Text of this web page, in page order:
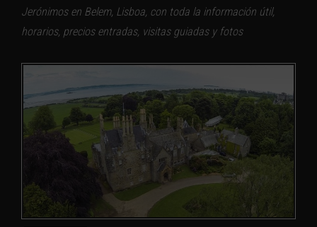
Jerónimos en Belem, Lisboa, con toda la información útil,
horarios, precios entradas, visitas guiadas y fotos